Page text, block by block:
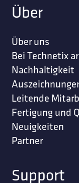
Über
Über uns
Bei Technetix
Nachhaltigkeit
Leitende
Fertigung und
Neuigkeiten
Partner
Support